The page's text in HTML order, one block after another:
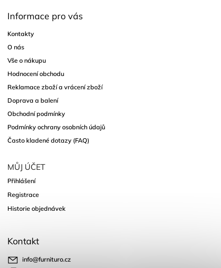
Informace pro vás
Kontakty
O nás
Vše o nákupu
Hodnocení obchodu
Reklamace zboží a vrácení zboží
Doprava a balení
Obchodní podmínky
Podmínky ochrany osobních údajů
Často kladené dotazy (FAQ)
MŮJ ÚČET
Přihlášení
Registrace
Historie objednávek
Kontakt
info@furnituro.cz